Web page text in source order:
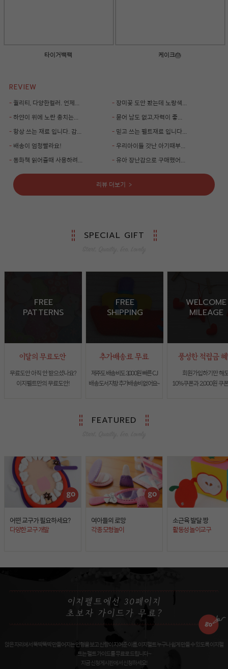
타이거백팩 케이크🎂
REVIEW
-퀄리티, 다양한컬러. 언제... -장미꽃 도안 봤는데 노랑색...
-하얀이 위에 노란 충치는... -묻어 남도 없고,자력이 좋...
-항상 쓰는 재료 입니다. 감... -믿고 쓰는 펠트재료 입니다...
-배송이 엄청빨라요! -우리아이들 갓난 아기때부...
-동화책 읽어줄때 사용하려... -유아 장난감으로 구매했어...
리뷰 더보기 >
SPECIAL GIFT
FREE
PATTERNS
무료도안 아직 안 받으셨나요?
이지펠트만의 무료도안!
FREE
SHIPPING
제주도 배송비도 3,000원 빠른 CJ
배송 도서지방 추가배송비 없어요~
WELCOME
MILEAGE
회원가입하기만 해
10%쿠폰과 2,000원 쿠
FEATURED
어떤 교구가 필요하세요?
다양한 교구 개발
여아들의 로망
각종 모형놀이
소근육 발달 짱
활동성 놀이교구
앉은 자리에서 뚝딱뚝딱 만들어지는 인형을 보고 신랑이 지어준 이름, 이지펠트 누구나 쉽게 만들 수 있도록 이지펠
트는 펠트 가이드를 무료로 드립니다 ~
지금 신청게시판에서 신청하세요!